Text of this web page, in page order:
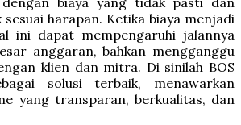
harapan. Ketika biaya menjadi
ini dapat mempengaruhi jalannya
anggaran, bahkan mengganggu
klien dan mitra. Di sinilah BOS
solusi terbaik, menawarkan
yang transparan, berkualitas, dan